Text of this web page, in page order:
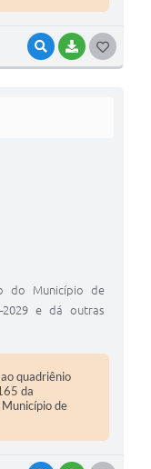
VISUALIZAR
BAIXAR
do Município de
e dá outras
quadriênio
da
de